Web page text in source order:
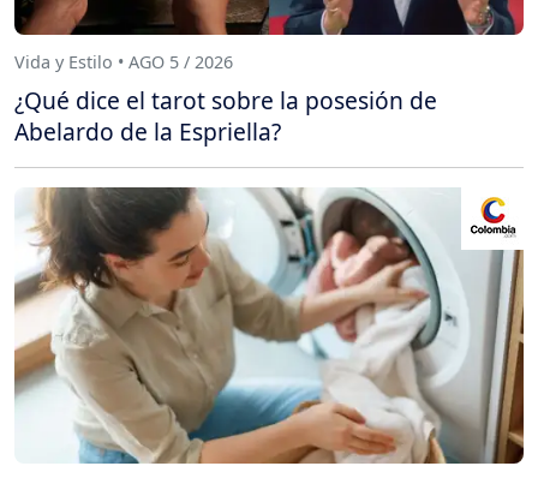
Vida y Estilo • AGO 5 / 2026
¿Qué dice el tarot sobre la posesión de
Abelardo de la Espriella?